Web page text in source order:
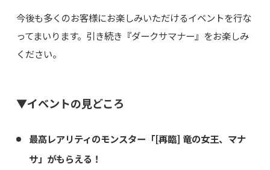
今後も多くのお客様にお楽しみいただけるイベントを行な
ってまいります。引き続き『ダークサマナー』をお楽しみ
ください。
▼イベントの見どころ
最高レアリティのモンスター「[再臨] 竜の女王、マナ
サ」がもらえる！